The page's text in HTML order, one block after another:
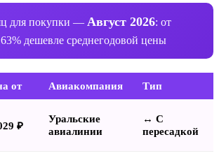
для покупки — Август 2026: от
дешевле среднегодовой цены
от Авиакомпания Тип
₽
Уральские
авиалинии
↔ С
пересадкой